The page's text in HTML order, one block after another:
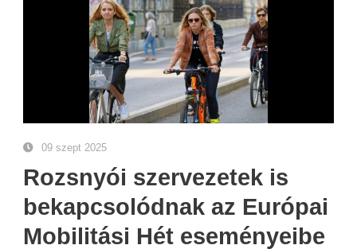
09 szept 2025
Rozsnyói szervezetek is
bekapcsolódnak az Európai
Mobilitási Hét eseményeibe